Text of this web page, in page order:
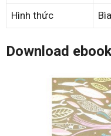
Hình thức
Download